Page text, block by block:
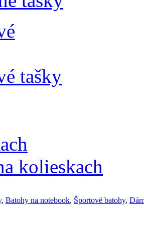
tašky
kolieskach
, Batohy na notebook, Športové batohy,